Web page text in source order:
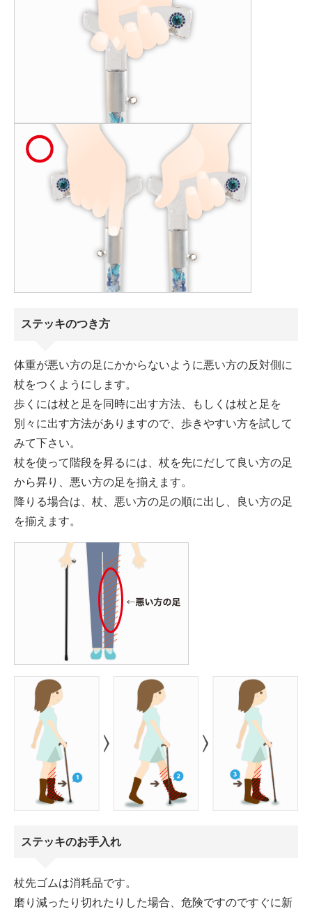
ステッキのつき方
体重が悪い方の足にかからないように悪い方の反対側に
杖をつくようにします。
歩くには杖と足を同時に出す方法、もしくは杖と足を
別々に出す方法がありますので、歩きやすい方を試して
みて下さい。
杖を使って階段を昇るには、杖を先にだして良い方の足
から昇り、悪い方の足を揃えます。
降りる場合は、杖、悪い方の足の順に出し、良い方の足
を揃えます。
ステッキのお手入れ
杖先ゴムは消耗品です。
磨り減ったり切れたりした場合、危険ですのですぐに新